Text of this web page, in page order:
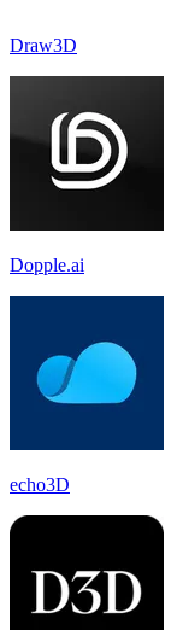
Draw3D
Dopple.ai
echo3D